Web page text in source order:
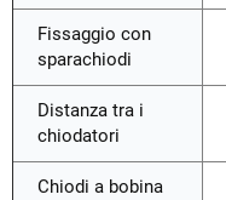
Fissaggio con
sparachiodi
Distanza tra i
chiodatori
Chiodi a bobina